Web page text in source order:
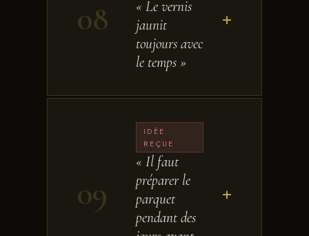
08
« Le vernis
jaunit
toujours avec
le temps »
+
09
IDÉE
REÇUE
« Il faut
préparer le
parquet
pendant des
+